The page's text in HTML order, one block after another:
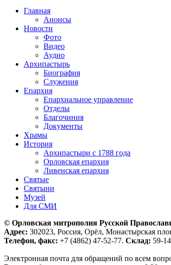
Главная
Анонсы
Новости
Фото
Видео
Аудио
Архипастырь
Биография
Служения
Епархия
Епархиальное управление
Отделы
Благочиния
Документы
Храмы
История
Архипастыри с 1788 года
Орловская епархия
Ливенская епархия
Святые
Святыни
Музей
Для СМИ
© Орловская митрополия Русской
Адрес: 302023, Россия, Орёл, Монастырская
Телефон, факс: +7 (4862) 47-52-77. Склад: 59-
Электронная почта для обращений по всем